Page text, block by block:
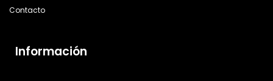
Contacto
Información